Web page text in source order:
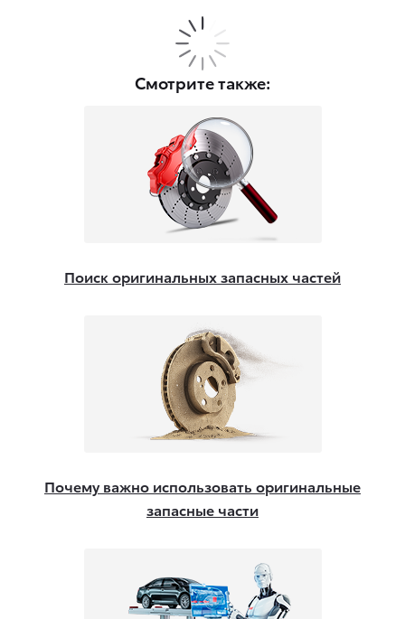
Смотрите также:
Поиск оригинальных запасных частей
Почему важно использовать оригинальные
запасные части